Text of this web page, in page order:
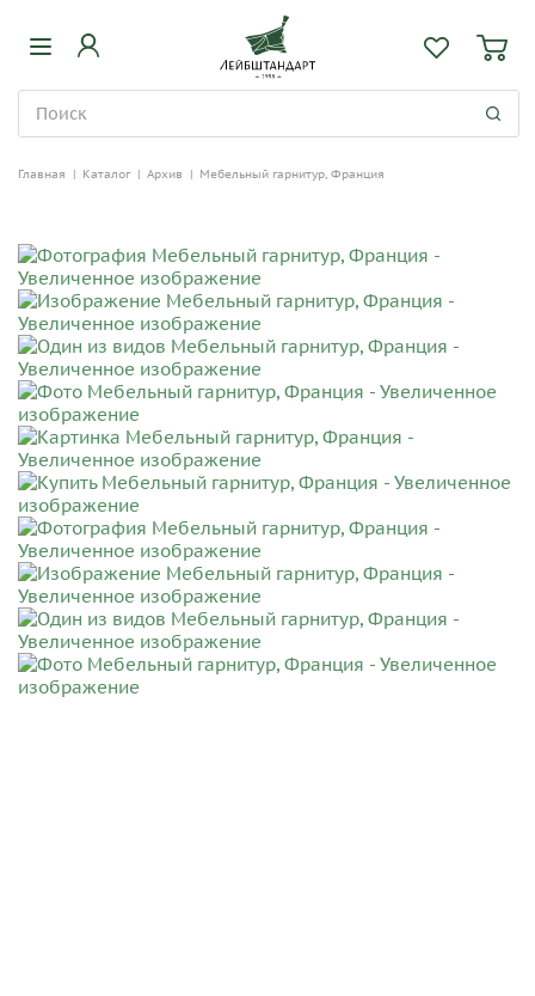
Главная | Каталог | Архив | Мебельный гарнитур, Франция